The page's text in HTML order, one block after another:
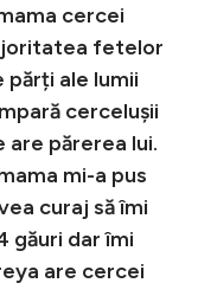
cercei
fetelor
părți ale lumii
cercelușii
are părerea lui.
mi-a pus
curaj să îmi
găuri dar îmi
are cercei